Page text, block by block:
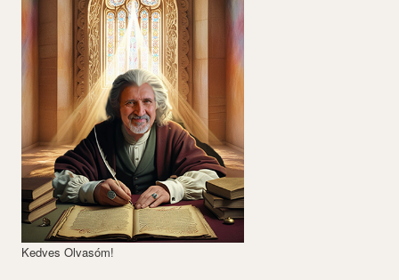
Kedves Olvasóm!